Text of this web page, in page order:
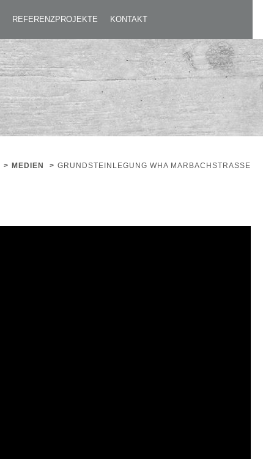
REFERENZPROJEKTE KONTAKT
> MEDIEN > GRUNDSTEINLEGUNG WHA MARBACHSTRASSE